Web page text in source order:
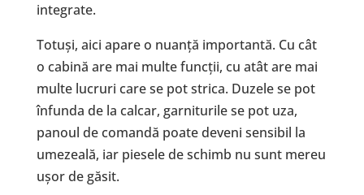
integrate.
Totuși, aici apare o nuanță importantă. Cu cât
o cabină are mai multe funcții, cu atât are mai
multe lucruri care se pot strica. Duzele se pot
înfunda de la calcar, garniturile se pot uza,
panoul de comandă poate deveni sensibil la
umezeală, iar piesele de schimb nu sunt mereu
ușor de găsit.